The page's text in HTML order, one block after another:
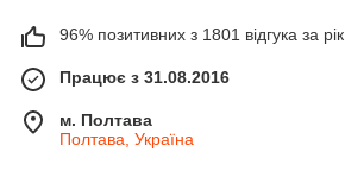
96% позитивних з 1801 відгука за рік
Працює з 31.08.2016
м. Полтава
Полтава, Україна